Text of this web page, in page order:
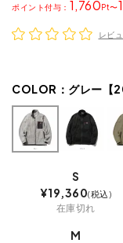
1,760 〜
ポイント
レビ
COLOR： グレー【
S
¥19,360 税込
在庫切れ
M